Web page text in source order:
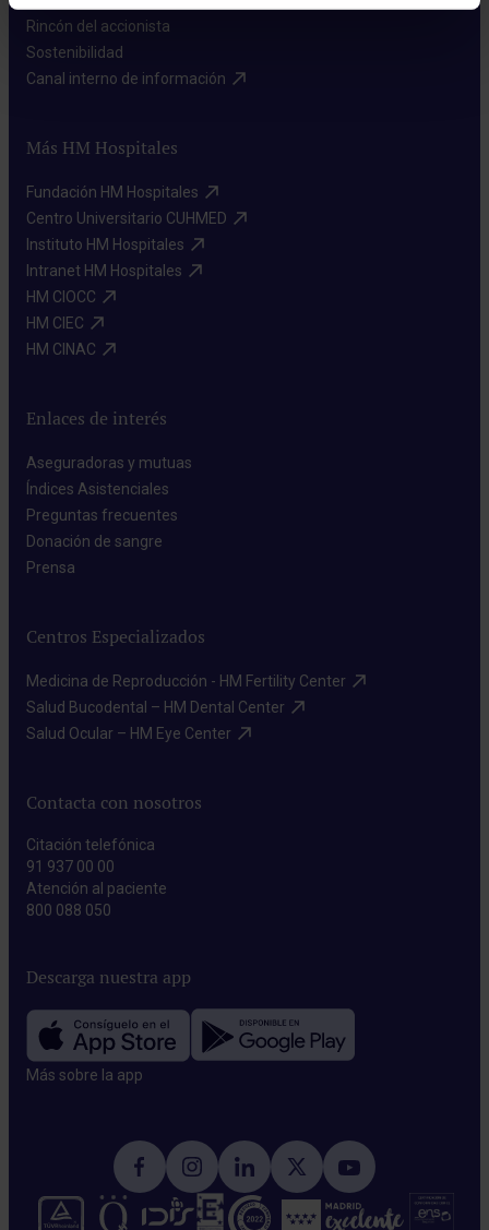
Rincón del accionista​
Sostenibilidad​
Canal interno de información​
Más HM Hospitales
Fundación HM Hospitales​
Centro Universitario CUHMED​
Instituto HM Hospitales​
Intranet HM Hospitales​
HM CIOCC​
HM CIEC​
HM CINAC​
Enlaces de interés
Aseguradoras y mutuas​
Índices Asistenciales​
Preguntas frecuentes​
Donación de sangre​
Prensa​
Centros Especializados
Medicina de Reproducción - HM Fertility Center​
Salud Bucodental – HM Dental Center​
Salud Ocular – HM Eye Center​
Contacta con nosotros
Citación telefónica
91 937 00 00
Atención al paciente
800 088 050
Descarga nuestra app
Más sobre la app​